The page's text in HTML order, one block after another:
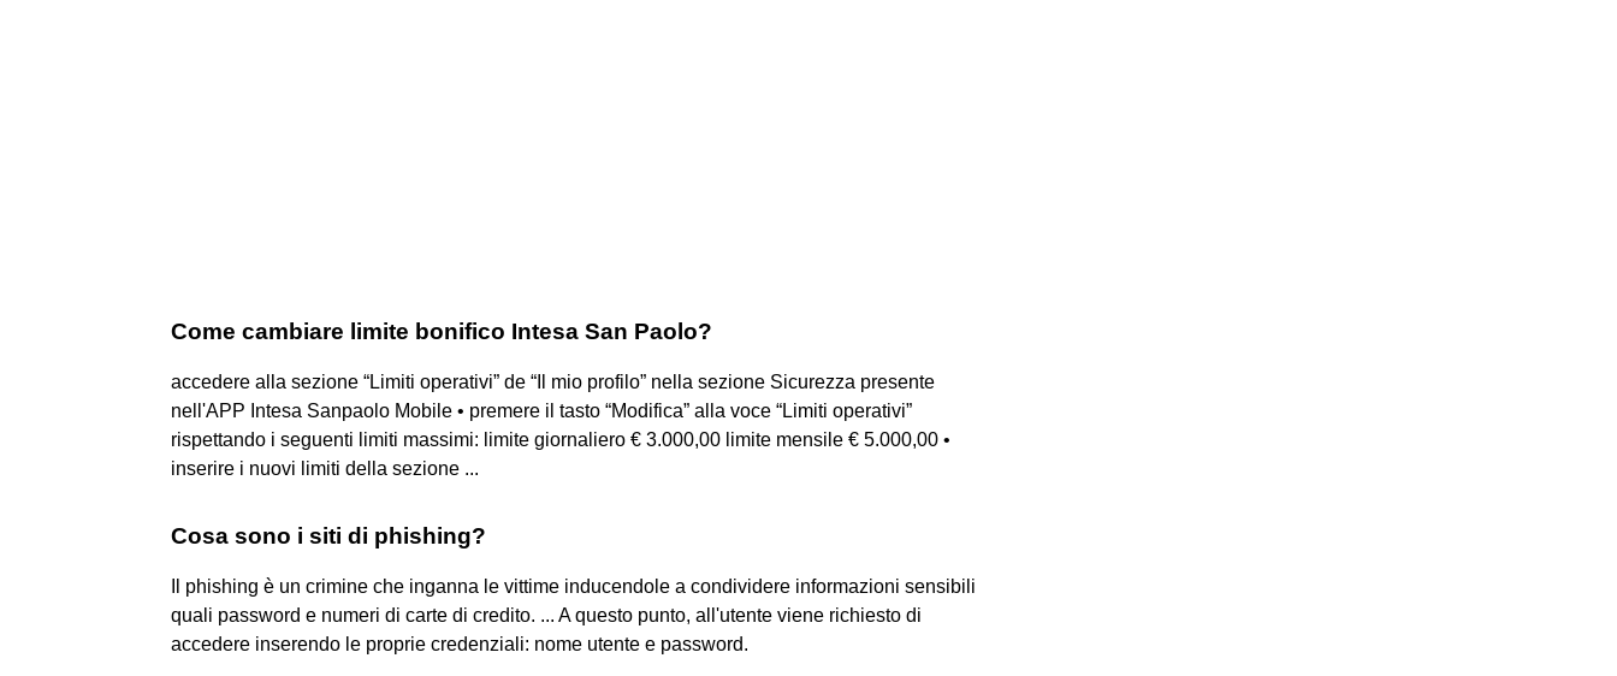
Come cambiare limite bonifico Intesa San Paolo?
accedere alla sezione “Limiti operativi” de “Il mio profilo” nella sezione Sicurezza presente
nell'APP Intesa Sanpaolo Mobile • premere il tasto “Modifica” alla voce “Limiti operativi”
rispettando i seguenti limiti massimi: limite giornaliero € 3.000,00 limite mensile € 5.000,00 •
inserire i nuovi limiti della sezione ...
Cosa sono i siti di phishing?
Il phishing è un crimine che inganna le vittime inducendole a condividere informazioni sensibili
quali password e numeri di carte di credito. ... A questo punto, all'utente viene richiesto di
accedere inserendo le proprie credenziali: nome utente e password.